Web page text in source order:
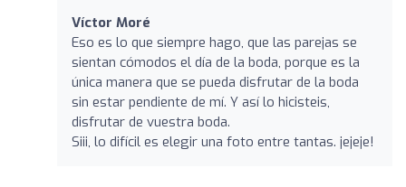
Víctor Moré
Eso es lo que siempre hago, que las parejas se
sientan cómodos el día de la boda, porque es la
única manera que se pueda disfrutar de la boda
sin estar pendiente de mí. Y así lo hicisteis,
disfrutar de vuestra boda.
Siii, lo difícil es elegir una foto entre tantas. jejeje!